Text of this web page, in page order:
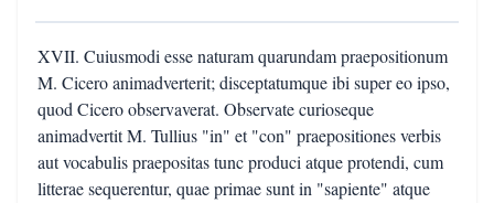
XVII. Cuiusmodi esse naturam quarundam praepositionum
M. Cicero animadverterit; disceptatumque ibi super eo ipso,
quod Cicero observaverat. Observate curioseque
animadvertit M. Tullius "in" et "con" praepositiones verbis
aut vocabulis praepositas tunc produci atque protendi, cum
litterae sequerentur, quae primae sunt in "sapiente" atque